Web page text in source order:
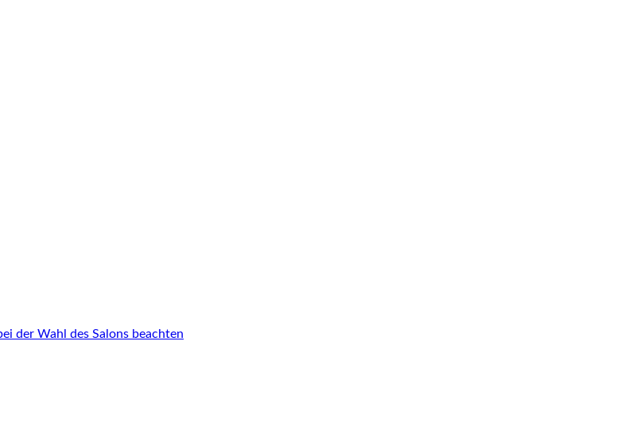
der Wahl des Salons beachten